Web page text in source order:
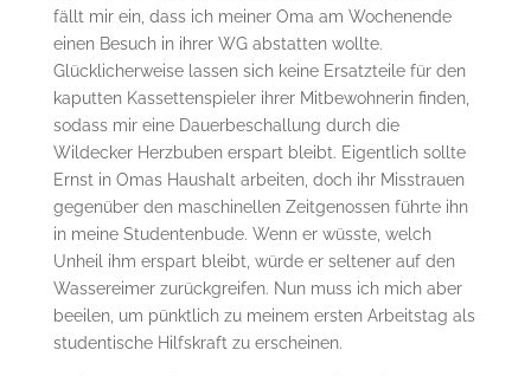
fällt mir ein, dass ich meiner Oma am Wochenende
einen Besuch in ihrer WG abstatten wollte.
Glücklicherweise lassen sich keine Ersatzteile für den
kaputten Kassettenspieler ihrer Mitbewohnerin finden,
sodass mir eine Dauerbeschallung durch die
Wildecker Herzbuben erspart bleibt. Eigentlich sollte
Ernst in Omas Haushalt arbeiten, doch ihr Misstrauen
gegenüber den maschinellen Zeitgenossen führte ihn
in meine Studentenbude. Wenn er wüsste, welch
Unheil ihm erspart bleibt, würde er seltener auf den
Wassereimer zurückgreifen. Nun muss ich mich aber
beeilen, um pünktlich zu meinem ersten Arbeitstag als
studentische Hilfskraft zu erscheinen.